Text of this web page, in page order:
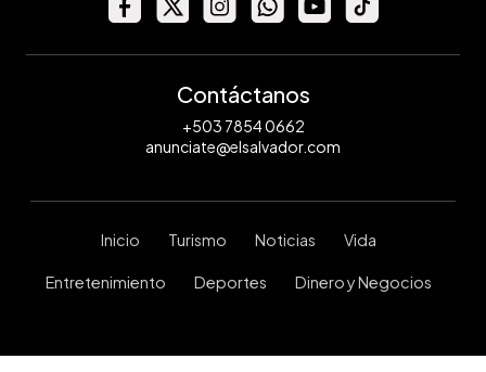
Contáctanos
+503 7854 0662
anunciate@elsalvador.com
Inicio Turismo Noticias Vida
Entretenimiento Deportes Dinero y Negocios